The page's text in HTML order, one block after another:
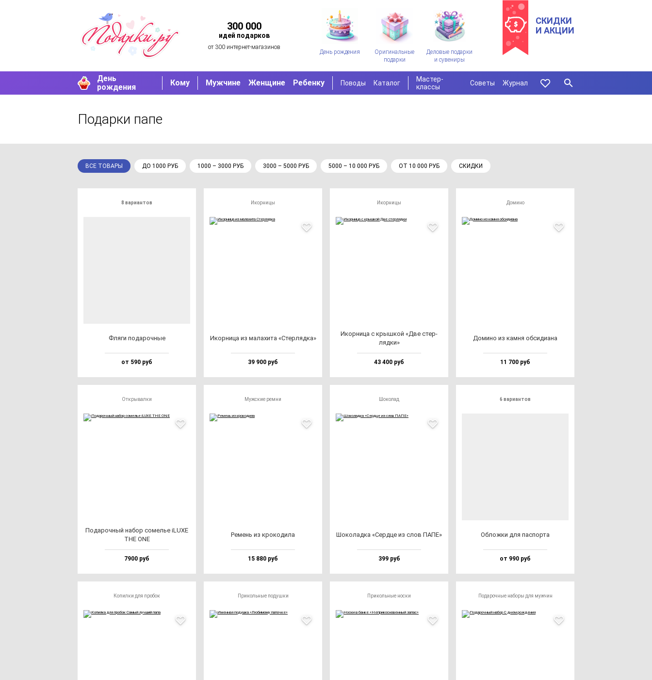
300 000
идей подарков
от 300 интернет-магазинов
День рождения
Оригинальные
подарки
Деловые подарки
и сувениры
СКИДКИ
И АКЦИИ
День
рождения
Кому Мужчине Женщине Ребенку Поводы Каталог
Мастер-
классы
Советы Журнал
Подарки папе
ВСЕ ТОВАРЫ ДО 1000 РУБ 1000 – 3000 РУБ 3000 – 5000 РУБ 5000 – 10 000 РУБ ОТ 10 000 РУБ СКИДКИ
8 вариантов
Фля­ги по­да­роч­ные
от 590 руб
Икорницы
Икор­ни­ца из ма­ла­хи­та «Стер­ляд­ка»
39 900 руб
Икорницы
Икор­ни­ца с крыш­кой «Две стер­
ляд­ки»
43 400 руб
Домино
Доми­но из кам­ня об­си­ди­ана
11 700 руб
Открывалки
Пода­роч­ный на­бор со­мелье iLUXE
THE ONE
7900 руб
Мужские ремни
Ремень из кро­ко­ди­ла
15 880 руб
Шоколад
Шоко­лад­ка «Сер­дце из слов ПАПЕ»
399 руб
6 вариантов
Облож­ки для пас­пор­та
от 990 руб
Копилки для пробок Прикольные подушки Прикольные носки Подарочные наборы для мужчин